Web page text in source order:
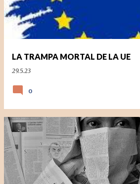
LA TRAMPA MORTAL DE LA UE
29.5.23
0